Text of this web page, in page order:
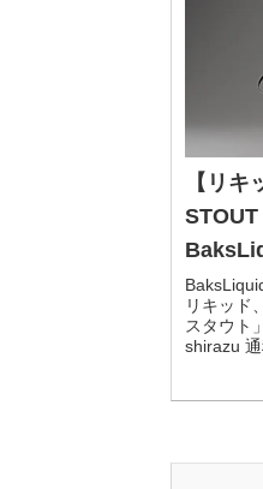
【リ
STOUT
リキッド
スタウト
shirazu